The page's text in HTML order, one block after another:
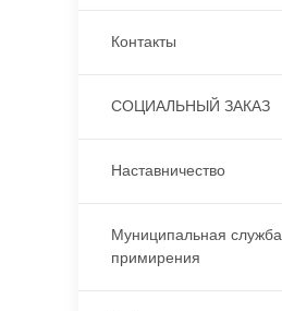
Контакты
СОЦИАЛЬНЫЙ ЗАКАЗ
Наставничество
Муниципальная служба
примирения